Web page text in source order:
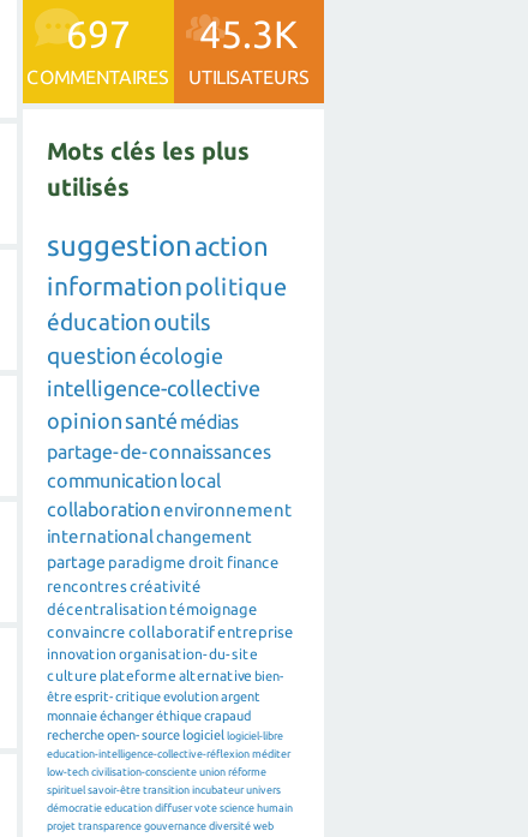
697
COMMENTAIRES
45.3K
UTILISATEURS
Mots clés les plus
utilisés
suggestion action
informationpolitique
éducationoutils
question écologie
intelligence-collective
opinion santé médias
partage-de-connaissances
communication local
collaborationenvironnement
internationalchangement
partage paradigme droit finance
rencontrescréativité
décentralisation témoignage
convaincre collaboratifentreprise
innovation organisation-du-site
culture plateforme alternative bien-
êtreesprit-critiqueevolutionargent
monnaieéchangeréthiquecrapaud
rechercheopen-source logiciel logiciel-libre
education-intelligence-collective-réflexion méditer
low-tech civilisation-consciente union réforme
spirituel savoir-être transition incubateur univers
démocratie education diffuser vote science humain
projet transparence gouvernance diversité web